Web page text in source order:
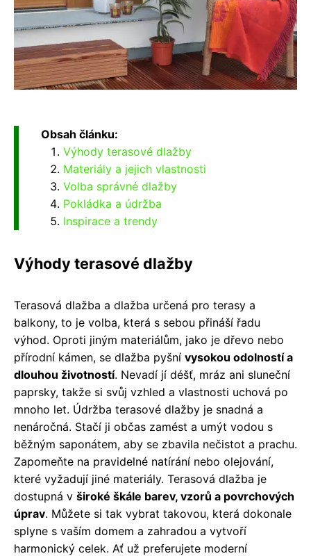
Obsah článku:
Výhody terasové dlažby
Materiály a jejich vlastnosti
Volba správné dlažby
Pokládka a údržba
Inspirace a trendy
Výhody terasové dlažby
Terasová dlažba a dlažba určená pro terasy a
balkony, to je volba, která s sebou přináší řadu
výhod. Oproti jiným materiálům, jako je dřevo nebo
přírodní kámen, se dlažba pyšní vysokou odolností a
dlouhou životností. Nevadí jí déšť, mráz ani sluneční
paprsky, takže si svůj vzhled a vlastnosti uchová po
mnoho let. Údržba terasové dlažby je snadná a
nenáročná. Stačí ji občas zamést a umýt vodou s
běžným saponátem, aby se zbavila nečistot a prachu.
Zapomeňte na pravidelné natírání nebo olejování,
které vyžadují jiné materiály. Terasová dlažba je
dostupná v široké škále barev, vzorů a povrchových
úprav. Můžete si tak vybrat takovou, která dokonale
splyne s vaším domem a zahradou a vytvoří
harmonický celek. Ať už preferujete moderní